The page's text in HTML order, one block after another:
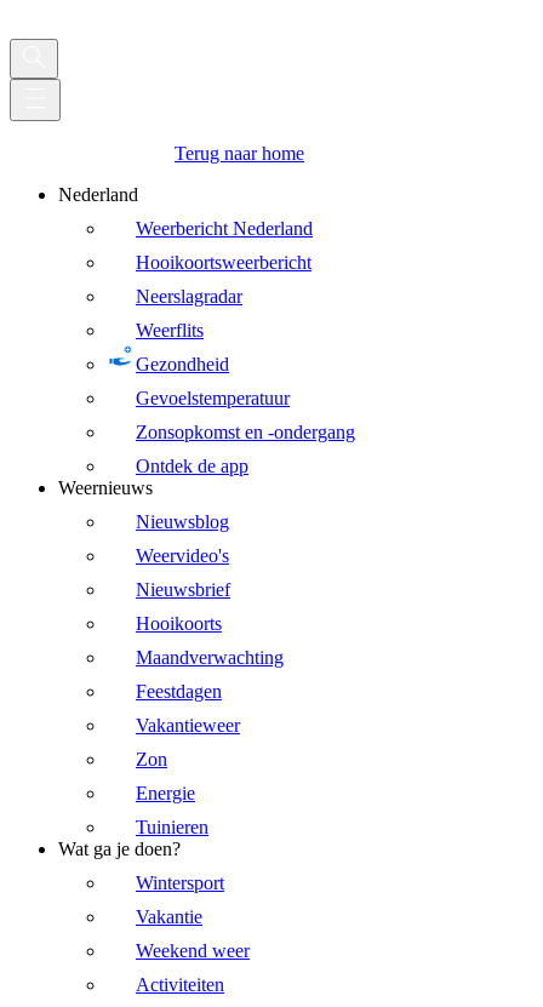
Terug naar home
Nederland
Weerbericht Nederland
Hooikoortsweerbericht
Neerslagradar
Weerflits
Gezondheid
Gevoelstemperatuur
Zonsopkomst en -ondergang
Ontdek de app
Weernieuws
Nieuwsblog
Weervideo's
Nieuwsbrief
Hooikoorts
Maandverwachting
Feestdagen
Vakantieweer
Zon
Energie
Tuinieren
Wat ga je doen?
Wintersport
Vakantie
Weekend weer
Activiteiten